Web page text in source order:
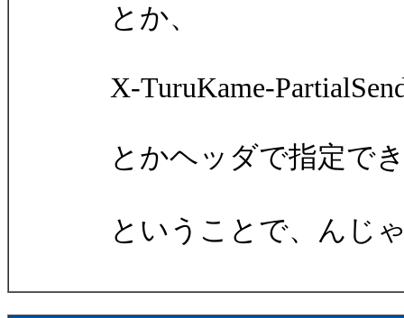
とか、
X-TuruKame-
とかヘッダで指定で
ということで、んじ